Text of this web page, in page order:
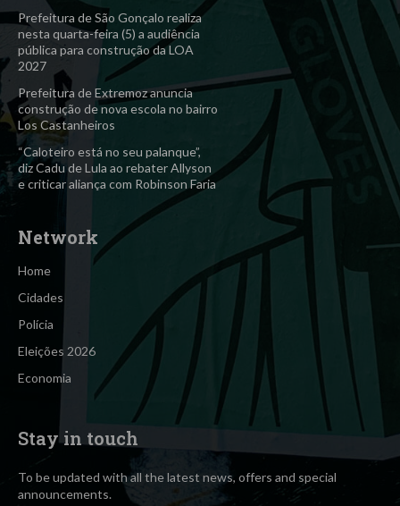
Prefeitura de São Gonçalo realiza
nesta quarta-feira (5) a audiência
pública para construção da LOA
2027
Prefeitura de Extremoz anuncia
construção de nova escola no bairro
Los Castanheiros
“Caloteiro está no seu palanque”,
diz Cadu de Lula ao rebater Allyson
e criticar aliança com Robinson Faria
Network
Home
Cidades
Polícia
Eleições 2026
Economia
Stay in touch
To be updated with all the latest news, offers and special
announcements.